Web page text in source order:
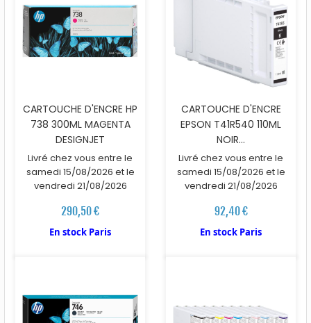
CARTOUCHE D'ENCRE HP
738 300ML MAGENTA
DESIGNJET
Livré chez vous entre le
samedi 15/08/2026 et le
vendredi 21/08/2026
290,50 €
En stock Paris
CARTOUCHE D'ENCRE
EPSON T41R540 110ML
NOIR...
Livré chez vous entre le
samedi 15/08/2026 et le
vendredi 21/08/2026
92,40 €
En stock Paris